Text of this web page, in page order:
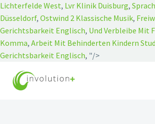
Lichterfelde West, Lvr Klinik Duisburg,
Düsseldorf, Ostwind 2 Klassische Musik,
Gerichtsbarkeit Englisch, Und Verbleibe Mit
Komma, Arbeit Mit Behinderten Kindern
Gerichtsbarkeit Englisch, "/>